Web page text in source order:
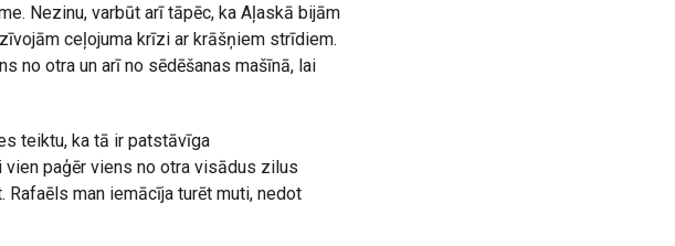
Nezinu, varbūt arī tāpēc, ka Aļaskā bijām
ceļojuma krīzi ar krāšņiem strīdiem.
no otra un arī no sēdēšanas mašīnā, lai
teiktu, ka tā ir patstāvīga
paģēr viens no otra visādus zilus
man iemācīja turēt muti, nedot